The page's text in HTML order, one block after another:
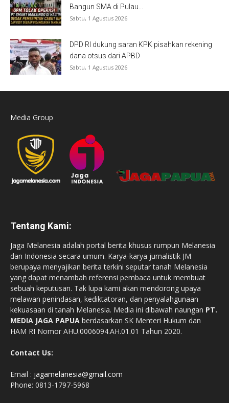
Bangun SMA di Pulau...
Sabtu, 1 Agustus 2026
DPD RI dukung saran KPK pisahkan rekening
dana otsus dari APBD
Sabtu, 1 Agustus 2026
Media Group
Tentang Kami:
Jaga Melanesia adalah portal berita khusus rumpun Melanesia
dan Indonesia secara umum. Karya-karya jurnalistik JM
berupaya menyajikan berita terkini seputar tanah Melanesia
yang dapat menambah referensi pembaca untuk membuat
sebuah keputusan. Tak lupa kami akan mendorong upaya
melawan penindasan, kediktatoran, dan penyalahgunaan
kekuasaan di tanah Melanesia. Media ini dibawah naungan PT.
MEDIA JAGA PAPUA berdasarkan SK Menteri Hukum dan
HAM RI Nomor AHU.0006094.AH.01.01 Tahun 2020.
Contact Us:
Email : jagamelanesia@gmail.com
Phone: 0813-1797-5968